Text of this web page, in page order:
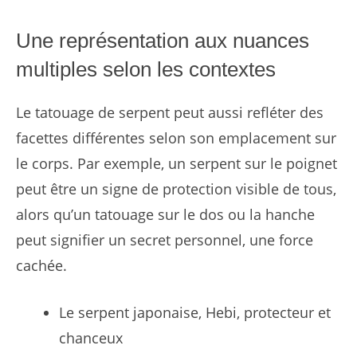
Une représentation aux nuances
multiples selon les contextes
Le tatouage de serpent peut aussi refléter des
facettes différentes selon son emplacement sur
le corps. Par exemple, un serpent sur le poignet
peut être un signe de protection visible de tous,
alors qu’un tatouage sur le dos ou la hanche
peut signifier un secret personnel, une force
cachée.
Le serpent japonaise, Hebi, protecteur et
chanceux